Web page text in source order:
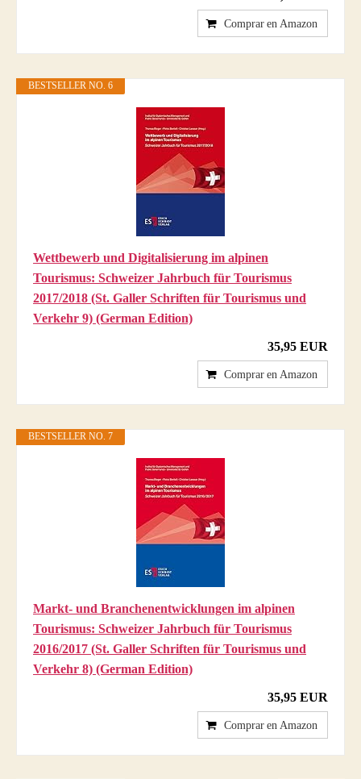
Comprar en Amazon
BESTSELLER NO. 6
Wettbewerb und Digitalisierung im alpinen
Tourismus: Schweizer Jahrbuch für Tourismus
2017/2018 (St. Galler Schriften für Tourismus und
Verkehr 9) (German Edition)
35,95 EUR
Comprar en Amazon
BESTSELLER NO. 7
Markt- und Branchenentwicklungen im alpinen
Tourismus: Schweizer Jahrbuch für Tourismus
2016/2017 (St. Galler Schriften für Tourismus und
Verkehr 8) (German Edition)
35,95 EUR
Comprar en Amazon